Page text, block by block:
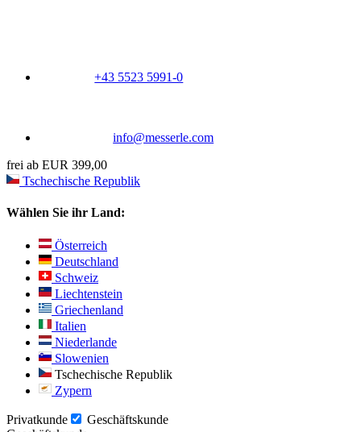
+43 5523 5991-0
info@messerle.com
frei ab EUR 399,00
Tschechische Republik
Wählen Sie ihr Land:
Österreich
Deutschland
Schweiz
Liechtenstein
Griechenland
Italien
Niederlande
Slowenien
Tschechische Republik
Zypern
Privatkunde
Geschäftskunde